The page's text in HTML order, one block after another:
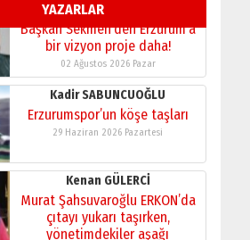
YAZARLAR
02 Ağustos 2026 Pazar
Kadir SABUNCUOĞLU
Erzurumspor’un köşe taşları
29 Haziran 2026 Pazartesi
Kenan GÜLERCİ
çıtayı yukarı taşırken,
yönetimdekiler aşağı
çekmemeli!
17 Şubat 2026 SalıOrhan BOZKURT
Bir fotoğraf, bir şehir, bir